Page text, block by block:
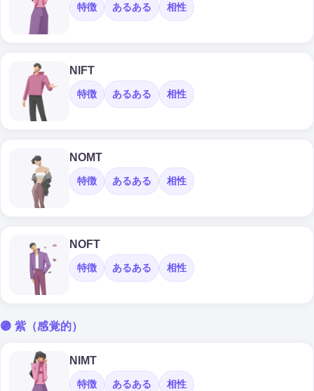
特徴 あるある 相性
NIFT
特徴 あるある 相性
NOMT
特徴 あるある 相性
NOFT
特徴 あるある 相性
🟣 紫（感覚的）
NIMT
特徴 あるある 相性